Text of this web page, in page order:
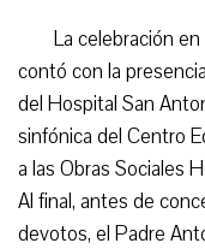
La celebración
contó con la
del Hospital San
sinfónica del Centro
a las Obras Sociales
Al final, antes de
devotos, el Padre